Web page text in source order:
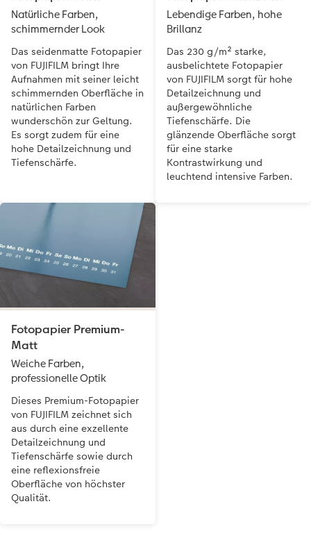
Natürliche Farben,
schimmernder Look
Das seidenmatte Fotopapier
von FUJIFILM bringt Ihre
Aufnahmen mit seiner leicht
schimmernden Oberfläche in
natürlichen Farben
wunderschön zur Geltung.
Es sorgt zudem für eine
hohe Detailzeichnung und
Tiefenschärfe.
Lebendige Farben, hohe
Brillanz
Das 230 g/m² starke,
ausbelichtete Fotopapier
von FUJIFILM sorgt für hohe
Detailzeichnung und
außergewöhnliche
Tiefenschärfe. Die
glänzende Oberfläche sorgt
für eine starke
Kontrastwirkung und
leuchtend intensive Farben.
Fotopapier Premium-
Matt
Weiche Farben,
professionelle Optik
Dieses Premium-Fotopapier
von FUJIFILM zeichnet sich
aus durch eine exzellente
Detailzeichnung und
Tiefenschärfe sowie durch
eine reflexionsfreie
Oberfläche von höchster
Qualität.